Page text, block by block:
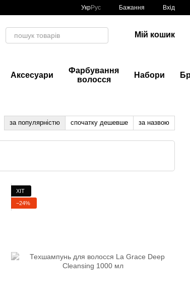
УкрРус Бажання Вхід
Мій кошик
Аксесуари
Фарбування
волосся
Набори
за популярністю спочатку дешевше за назвою
ХІТ
−24%